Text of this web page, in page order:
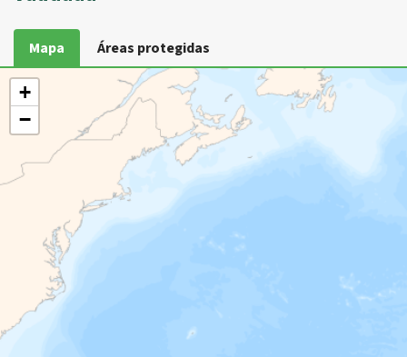
Mapa Áreas protegidas
+
−